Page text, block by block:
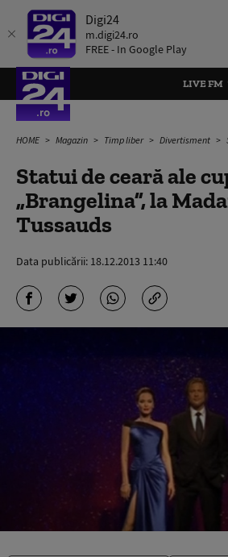
Digi24
m.digi24.ro
FREE - In Google Play
LIVE FM
HOME Magazin Timp liber Divertisment
Statui de ceară ale
„Brangelina”, la
Tussauds
Data publicării: 18.12.2013 11:40